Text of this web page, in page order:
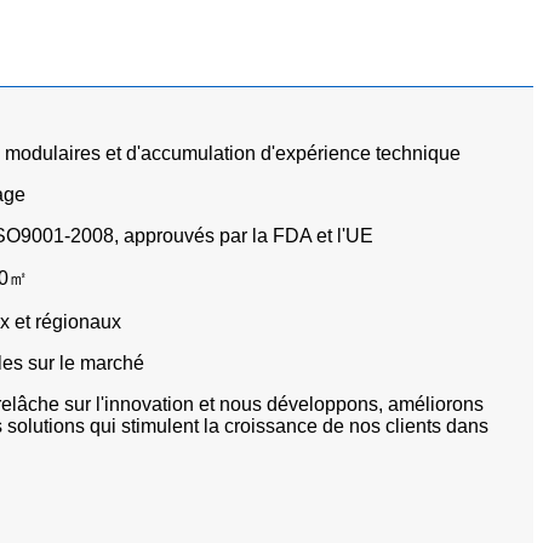
et d'accumulation d'expérience technique
2008, approuvés par la FDA et l'UE
㎡
et régionaux
sur le marché
sur l'innovation et nous développons, améliorons
qui stimulent la croissance de nos clients dans